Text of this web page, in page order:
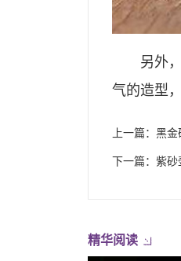
另外
气的造型
上一篇： 黑金
下一篇： 紫砂
精华阅读